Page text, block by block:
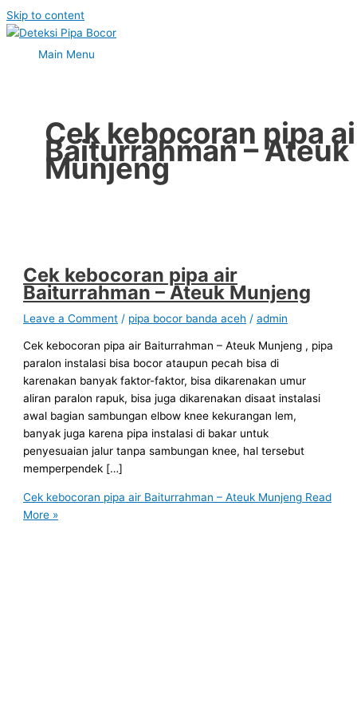
Skip to content
Main Menu
Cek kebocoran pipa
Baiturrahman – Ateuk
Munjeng
Cek kebocoran pipa air
Baiturrahman – Ateuk Munjeng
Leave a Comment / pipa bocor banda aceh /admin
Cek kebocoran pipa air Baiturrahman – Ateuk Munjeng , pipa
paralon instalasi bisa bocor ataupun pecah bisa di
karenakan banyak faktor-faktor, bisa dikarenakan umur
aliran paralon rapuk, bisa juga dikarenakan disaat instalasi
awal bagian sambungan elbow knee kekurangan lem,
banyak juga karena pipa instalasi di bakar untuk
penyesuaian jalur tanpa sambungan knee, hal tersebut
memperpendek […]
Cek kebocoran pipa air Baiturrahman – Ateuk Munjeng Read
More »